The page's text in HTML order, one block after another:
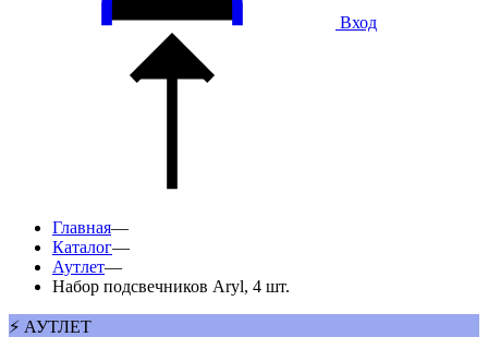
Вход
Главная—
Каталог—
Аутлет—
Набор подсвечников Aryl, 4 шт.
⚡ АУТЛЕТ